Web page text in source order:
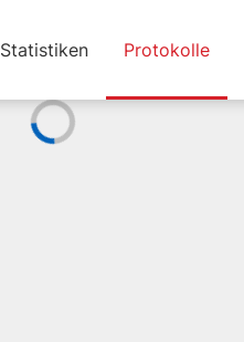
Statistiken Protokolle